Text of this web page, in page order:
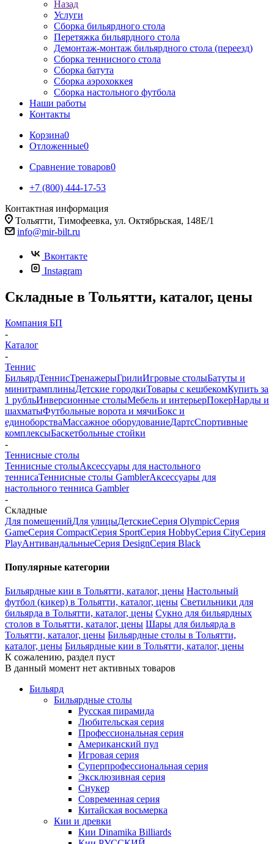
Назад
Услуги
Сборка бильярдного стола
Перетяжка бильярдного стола
Демонтаж-монтаж бильярдного стола (переезд)
Сборка теннисного стола
Сборка батута
Сборка аэрохоккея
Сборка настольного футбола
Наши работы
Контакты
Корзина0
Отложенные0
Сравнение товаров0
+7 (800) 444-17-53
Контактная информация
Тольятти, Тимофеевка, ул. Октябрьская, 148Е/1
info@mir-bilt.ru
Вконтакте
Instagram
Складные в Тольятти, каталог, цены
Компания БП
-
Каталог
-
Теннис
БильярдТеннисТренажерыГрилиИгровые столыБатуты и
минитрамплиныДетские городкиТовары с кешбекомКупить за
1 рубльИнверсионные столыМебель и интерьерПокерНарды и
шахматыФутбольные ворота и мячиБокс и
единоборстваМассажное оборудованиеДартсСпортивные
комплексыБаскетбольные стойки
-
Теннисные столы
Теннисные столыАксессуары для настольного
теннисаТеннисные столы GamblerАксессуары для
настольного тенниса Gambler
-
Складные
Для помещенийДля улицыДетскиеСерия OlympicСерия
GameСерия CompactСерия SportСерия HobbyСерия CityСерия
PlayАнтивандальныеСерия DesignСерия Black
Популярные категории
Бильярдные кии в Тольятти, каталог, цены Настольный
футбол (кикер) в Тольятти, каталог, цены Светильники для
бильярда в Тольятти, каталог, цены Сукно для бильярдных
столов в Тольятти, каталог, цены Шары для бильярда в
Тольятти, каталог, цены Бильярдные столы в Тольятти,
каталог, цены Бильярдные кии в Тольятти, каталог, цены
К сожалению, раздел пуст
В данный момент нет активных товаров
Бильярд
Бильярдные столы
Русская пирамида
Любительская серия
Профессиональная серия
Американский пул
Игровая серия
Суперпрофессиональная серия
Эксклюзивная серия
Снукер
Современная серия
Китайская восьмерка
Кии и древки
Кии Dinamika Billiards